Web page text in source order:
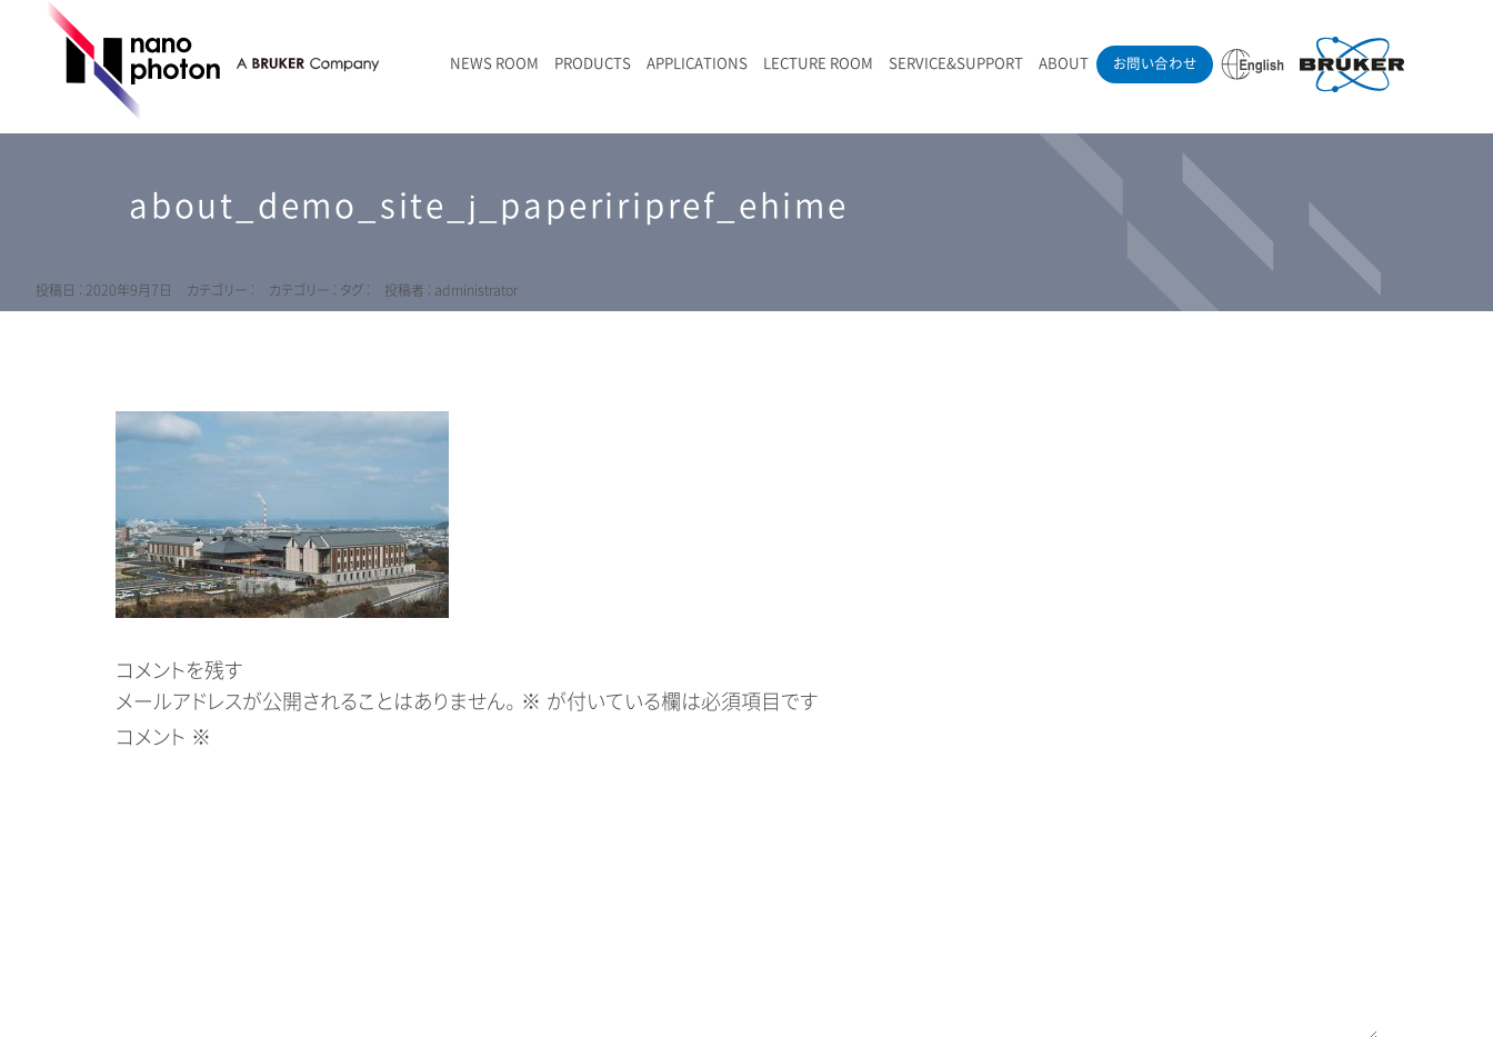
NEWS ROOM PRODUCTS
RAMANdrive | ウェハーステージ搭載ラマン顕微鏡
RAMANtouch vioLa | 紫外・深紫外ラマン顕微鏡
LIBcell charge | 充放電in-situラマン測定用セル
LIBcell | 不活性雰囲気ラマン測定用密閉容器
sumilé | 広帯域 反射型対物レンズ
SK-11 | レーザースペックルキラー
RAMAN顕微鏡オンライン見積もり
APPLICATIONS
無機化合物・鉱物
ポリマー（高分子）・樹脂
食品
LECTURE ROOM
オンラインセミナー
SERVICE&SUPPORT ABOUT
アクセス
お問い合わせ
about_demo_site_j_paperiripref_ehime
投稿日 : 2020年9月7日 カテゴリー : カテゴリー : タグ : 投稿者 : administrator
コメントを残す
メールアドレスが公開されることはありません。 ※ が付いている欄は必須項目です
コメント ※